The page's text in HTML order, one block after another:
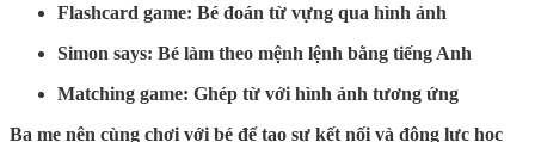
Flashcard game: Bé đoán từ vựng qua hình ảnh
Simon says: Bé làm theo mệnh lệnh bằng tiếng Anh
Matching game: Ghép từ với hình ảnh tương ứng
Ba mẹ nên cùng chơi với bé để tạo sự kết nối và động lực học